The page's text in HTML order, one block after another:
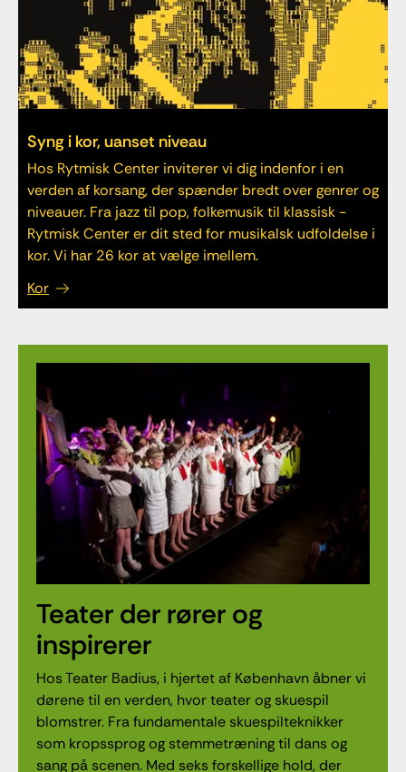
Syng i kor, uanset niveau
Hos Rytmisk Center inviterer vi dig indenfor i en
verden af korsang, der spænder bredt over genrer og
niveauer. Fra jazz til pop, folkemusik til klassisk -
Rytmisk Center er dit sted for musikalsk udfoldelse i
kor. Vi har 26 kor at vælge imellem.
Kor
Teater der rører og
inspirerer
Hos Teater Badius, i hjertet af København åbner vi
dørene til en verden, hvor teater og skuespil
blomstrer. Fra fundamentale skuespilteknikker
som kropssprog og stemmetræning til dans og
sang på scenen. Med seks forskellige hold, der